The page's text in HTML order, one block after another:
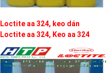
Loctite aa 324, keo dán
Loctite aa 324, Keo aa 324